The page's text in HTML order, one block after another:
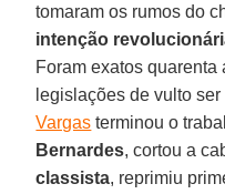
tomaram os rumos do
intenção
Foram exatos
legislações de vulto
Vargas terminou o
Bernardes, cortou a
classista, reprimiu